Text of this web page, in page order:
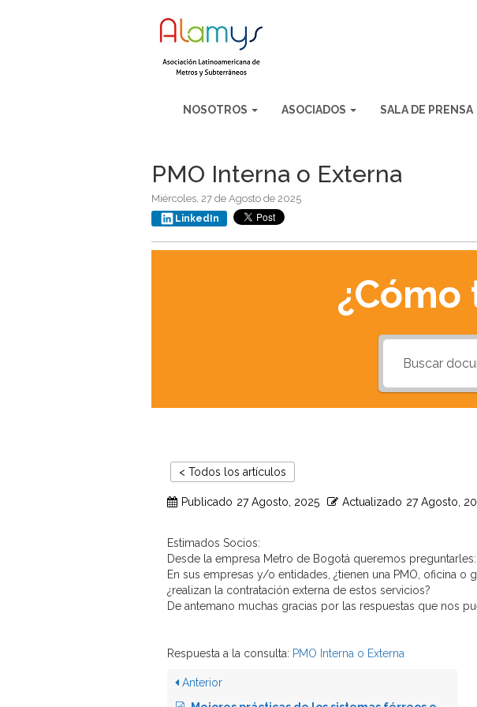
NOSOTROS ASOCIADOS SALA DE PRENSA
PMO Interna o Externa
Miércoles, 27 de Agosto de 2025
LinkedIn
¿Cómo
< Todos los artículos
Publicado 27 Agosto, 2025 Actualizado 27 Agosto,
Estimados Socios:
Desde la empresa Metro de Bogotá queremos preguntarles:
En sus empresas y/o entidades, ¿tienen una PMO, oficina o
¿realizan la contratación externa de estos servicios?
De antemano muchas gracias por las respuestas que nos
Respuesta a la consulta: PMO Interna o Externa
Anterior